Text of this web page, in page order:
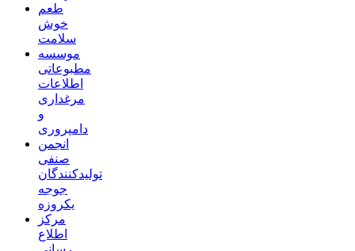
طعم
خوش
سلامت
موسسه
مطبوعاتی
اطلاعات
مرغداری
و
دامپروری
انجمن
صنفی
تولیدکنندگان
جوجه
یکروزه
مرکز
اطلاع